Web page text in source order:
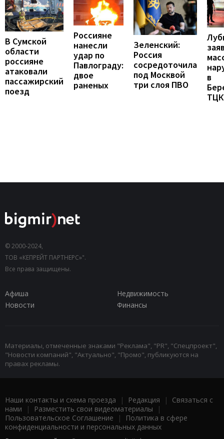
В Сумской
области
россияне
атаковали
пассажирский
поезд
Россияне
нанесли
удар по
Павлограду:
двое
раненых
Зеленский:
Россия
сосредоточила
под Москвой
три слоя ПВО
в
ТЦК
© 2000-2024,
ТОВ «КЕПРЕЙТ ПАРТНЕРС»".
Все права защищены.
Афиша
Недвижимость
Новости
Финансы
Материалы, отмеченные знаками "Реклама", "PR", "Спецпроект",
"Новости компаний", "Актуально", "Промо", публикуются на
правах рекламы.
Наши контакты и схема проезда | Редакция | Связаться с
нами | Разместить свои видеоматериалы |
Пользовательское Соглашение |
Политика в сфере
конфиденциальности и персональных данных